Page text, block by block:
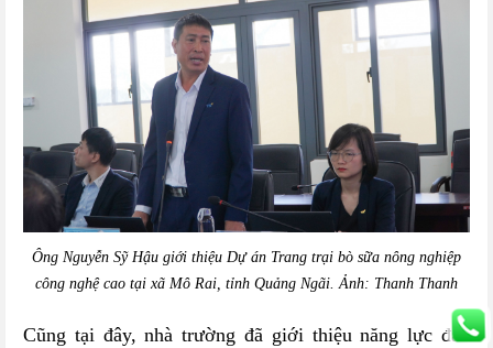
Ông Nguyễn Sỹ Hậu giới thiệu Dự án Trang trại bò sữa nông nghiệp
công nghệ cao tại xã Mô Rai, tỉnh Quảng Ngãi. Ảnh: Thanh Thanh
Cũng tại đây, nhà trường đã giới thiệu năng lực đào